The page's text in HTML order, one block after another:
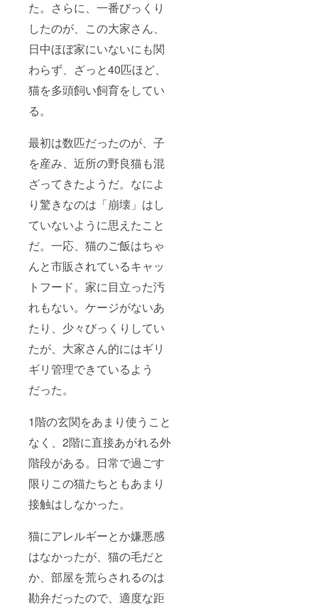
た。さらに、一番びっくり
したのが、この大家さん、
日中ほぼ家にいないにも関
わらず、ざっと40匹ほど、
猫を多頭飼い飼育をしてい
る。
最初は数匹だったのが、子
を産み、近所の野良猫も混
ざってきたようだ。なによ
り驚きなのは「崩壊」はし
ていないように思えたこと
だ。一応、猫のご飯はちゃ
んと市販されているキャッ
トフード。家に目立った汚
れもない。ケージがないあ
たり、少々びっくりしてい
たが、大家さん的にはギリ
ギリ管理できているよう
だった。
1階の玄関をあまり使うこと
なく、2階に直接あがれる外
階段がある。日常で過ごす
限りこの猫たちともあまり
接触はしなかった。
猫にアレルギーとか嫌悪感
はなかったが、猫の毛だと
か、部屋を荒らされるのは
勘弁だったので、適度な距